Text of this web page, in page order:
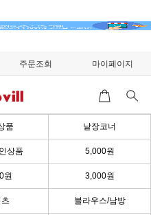
주문조회 마이페이지
품 낱장코너
상품 5,000원
원 3,000원
블라우스/남방